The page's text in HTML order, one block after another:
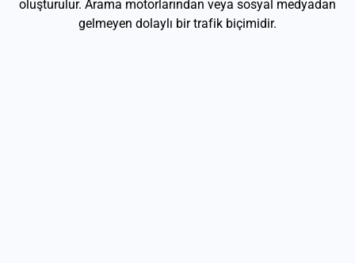
oluşturulur. Arama motorlarından veya sosyal medyadan
gelmeyen dolaylı bir trafik biçimidir.